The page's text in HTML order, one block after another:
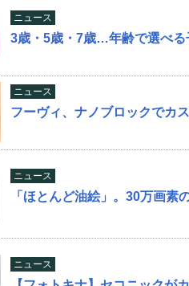
ニュース
3歳・5歳・7歳…年齢で選べる
ニュース
フーヴィ、ナノブロックでカ
ニュース
「ほとんど油絵」。30万画素
ニュース